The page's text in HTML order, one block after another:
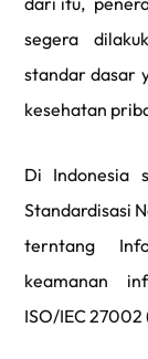
segera
standar dasar
kesehatan
Di Indonesia
Standardisasi
terntang
keamanan
ISO/IEC 27002